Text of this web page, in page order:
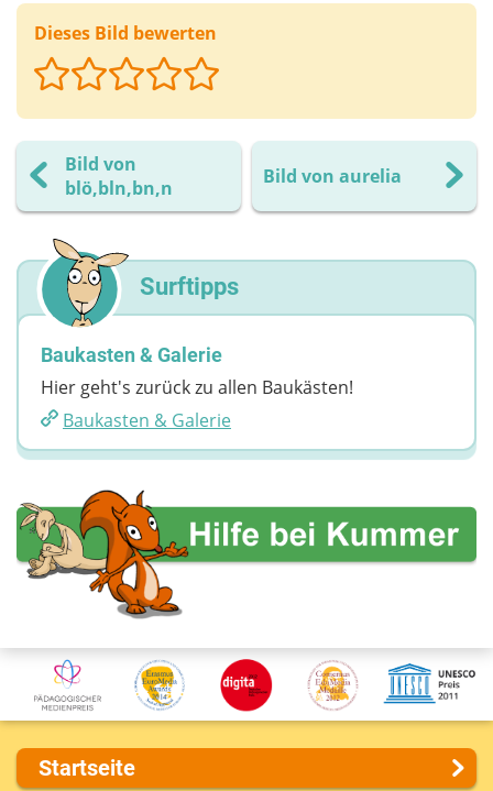
Dieses Bild bewerten
Bild von
blö,bln,bn,n
Bild von aurelia
Surftipps
Baukasten & Galerie
Hier geht's zurück zu allen Baukästen!
Baukasten & Galerie
Startseite